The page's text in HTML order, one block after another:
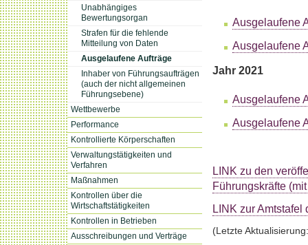
Unabhängiges
Bewertungsorgan
Strafen für die fehlende
Mitteilung von Daten
Ausgelaufene Aufträge
Inhaber von Führungsaufträgen
(auch der nicht allgemeinen
Führungsebene)
Wettbewerbe
Performance
Kontrollierte Körperschaften
Verwaltungstätigkeiten und
Verfahren
Maßnahmen
Kontrollen über die
Wirtschaftstätigkeiten
Kontrollen in Betrieben
Ausschreibungen und Verträge
Ausgelaufene
Ausgelaufene
Jahr 2021
Ausgelaufene
Ausgelaufene
LINK zu den
Führungskräfte
LINK zur Amtstafel
(Letzte